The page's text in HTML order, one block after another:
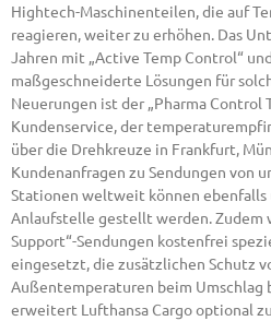
Hightech-Maschinenteilen, die auf
reagieren, weiter zu erhöhen. Das
Jahren mit „Active Temp Control“
maßgeschneiderte Lösungen für
Neuerungen ist der „Pharma Control
Kundenservice, der
über die Drehkreuze in Frankfurt,
Kundenanfragen zu Sendungen von
Stationen weltweit können ebenfalls
Anlaufstelle gestellt werden. Zudem
Support“-Sendungen kostenfrei
eingesetzt, die zusätzlichen Schutz
Außentemperaturen beim Umschlag
erweitert Lufthansa Cargo optional